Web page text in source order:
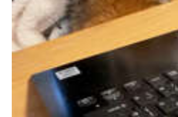
PECOアプリをダウンロード済み